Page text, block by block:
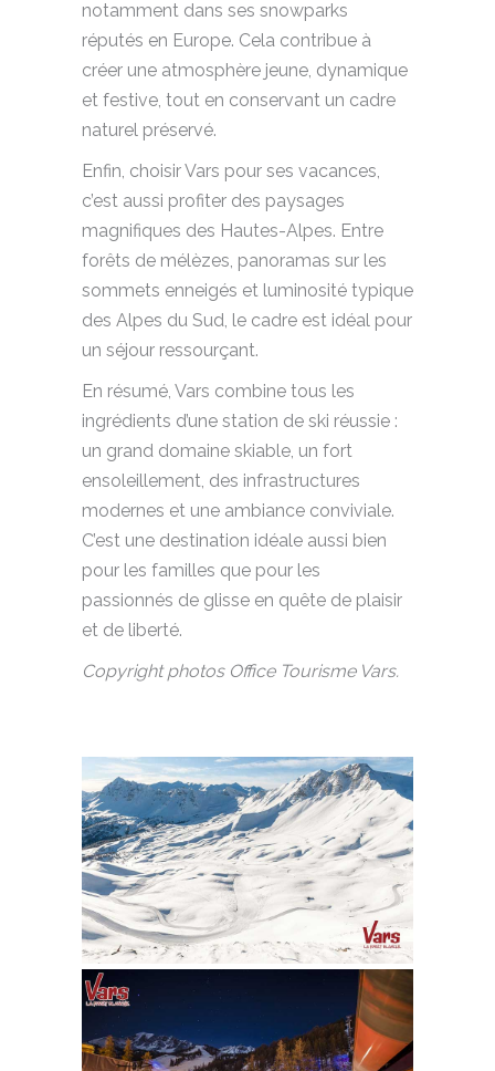
notamment dans ses snowparks
réputés en Europe. Cela contribue à
créer une atmosphère jeune, dynamique
et festive, tout en conservant un cadre
naturel préservé.
Enfin, choisir Vars pour ses vacances,
c’est aussi profiter des paysages
magnifiques des Hautes-Alpes. Entre
forêts de mélèzes, panoramas sur les
sommets enneigés et luminosité typique
des Alpes du Sud, le cadre est idéal pour
un séjour ressourçant.
En résumé, Vars combine tous les
ingrédients d’une station de ski réussie :
un grand domaine skiable, un fort
ensoleillement, des infrastructures
modernes et une ambiance conviviale.
C’est une destination idéale aussi bien
pour les familles que pour les
passionnés de glisse en quête de plaisir
et de liberté.
Copyright photos Office Tourisme Vars.